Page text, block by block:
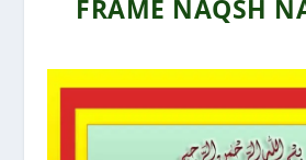
FRAME NAQSH